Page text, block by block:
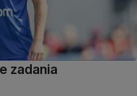
zadania